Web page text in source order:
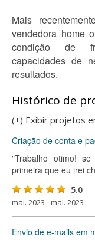
Mais
vendedora home
condição de
capacidades de
resultados.
Histórico de
(+) Exibir projetos
Criação de conta e
"Trabalho otimo!
primeira que eu irei
5.0
mai. 2023 - mai. 2023
Envio de e-mails em